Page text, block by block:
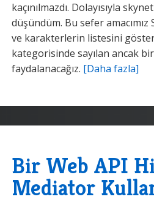
kaçınılmazdı. Dolayısıyla
düşündüm. Bu sefer
ve karakterlerin listesini
kategorisinde sayılan ancak
faydalanacağız. [Daha fazla]
Bir Web API
Mediator